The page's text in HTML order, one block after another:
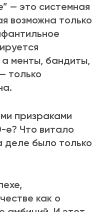
— это системная
возможна только
менты, бандиты,
только
призраками
е? Что витало
деле было только
как о